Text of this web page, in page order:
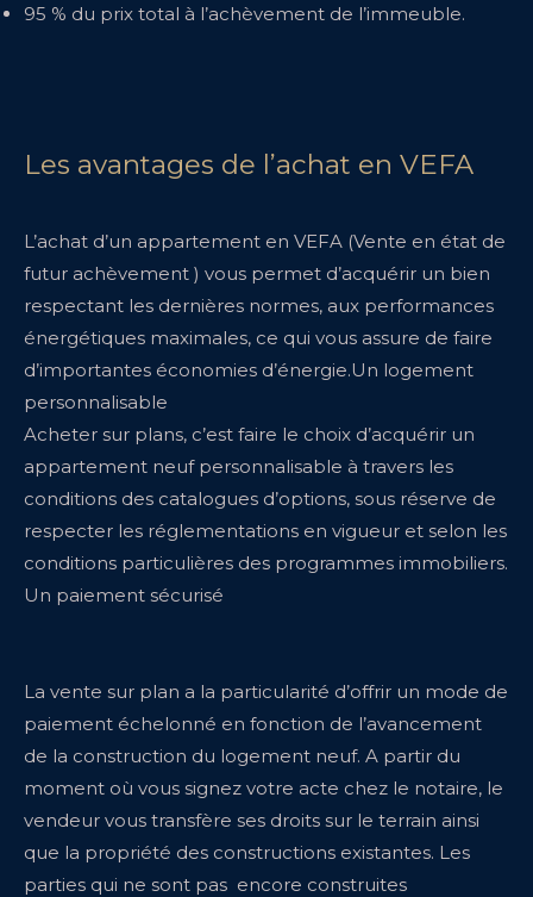
95 % du prix total à l’achèvement de l’immeuble.
Les avantages de l’achat en VEFA
L’achat d’un appartement en VEFA (Vente en état de
futur achèvement ) vous permet d’acquérir un bien
respectant les dernières normes, aux performances
énergétiques maximales, ce qui vous assure de faire
d’importantes économies d’énergie.Un logement
personnalisable
Acheter sur plans, c’est faire le choix d’acquérir un
appartement neuf personnalisable à travers les
conditions des catalogues d’options, sous réserve de
respecter les réglementations en vigueur et selon les
conditions particulières des programmes immobiliers.
Un paiement sécurisé
La vente sur plan a la particularité d’offrir un mode de
paiement échelonné en fonction de l’avancement
de la construction du logement neuf. A partir du
moment où vous signez votre acte chez le notaire, le
vendeur vous transfère ses droits sur le terrain ainsi
que la propriété des constructions existantes. Les
parties qui ne sont pas encore construites